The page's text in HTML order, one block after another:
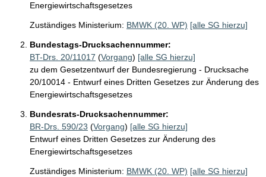
Energiewirtschaftsgesetzes
Zuständiges Ministerium: BMWK (20. WP) [alle SG hierzu]
Bundestags-Drucksachennummer:
BT-Drs. 20/11017 (Vorgang) [alle SG hierzu]
zu dem Gesetzentwurf der Bundesregierung - Drucksache
20/10014 - Entwurf eines Dritten Gesetzes zur Änderung des
Energiewirtschaftsgesetzes
Bundesrats-Drucksachennummer:
BR-Drs. 590/23 (Vorgang) [alle SG hierzu]
Entwurf eines Dritten Gesetzes zur Änderung des
Energiewirtschaftsgesetzes
Zuständiges Ministerium: BMWK (20. WP) [alle SG hierzu]